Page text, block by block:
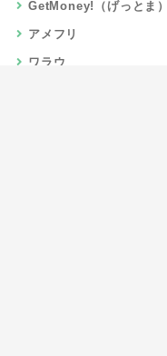
GetMoney!（げっとま）
アメフリ
ワラウ